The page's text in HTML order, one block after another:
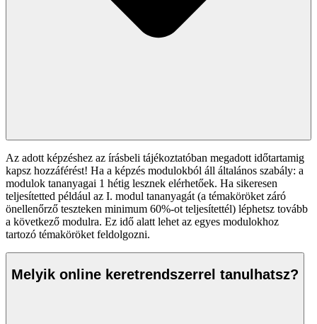
Az adott képzéshez az írásbeli tájékoztatóban megadott időtartamig
kapsz hozzáférést! Ha a képzés modulokból áll általános szabály: a
modulok tananyagai 1 hétig lesznek elérhetőek. Ha sikeresen
teljesítetted például az I. modul tananyagát (a témaköröket záró
önellenőrző teszteken minimum 60%-ot teljesítettél) léphetsz tovább
a következő modulra. Ez idő alatt lehet az egyes modulokhoz
tartozó témaköröket feldolgozni.
Melyik online keretrendszerrel tanulhatsz?